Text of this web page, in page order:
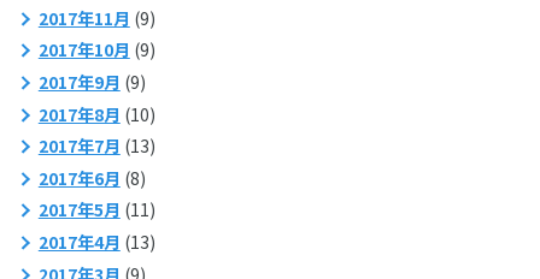
2017年11月 (9)
2017年10月 (9)
2017年9月 (9)
2017年8月 (10)
2017年7月 (13)
2017年6月 (8)
2017年5月 (11)
2017年4月 (13)
2017年3月 (9)